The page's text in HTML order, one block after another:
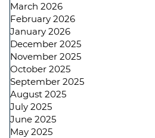
March 2026
February 2026
January 2026
December 2025
November 2025
October 2025
September 2025
August 2025
July 2025
June 2025
May 2025